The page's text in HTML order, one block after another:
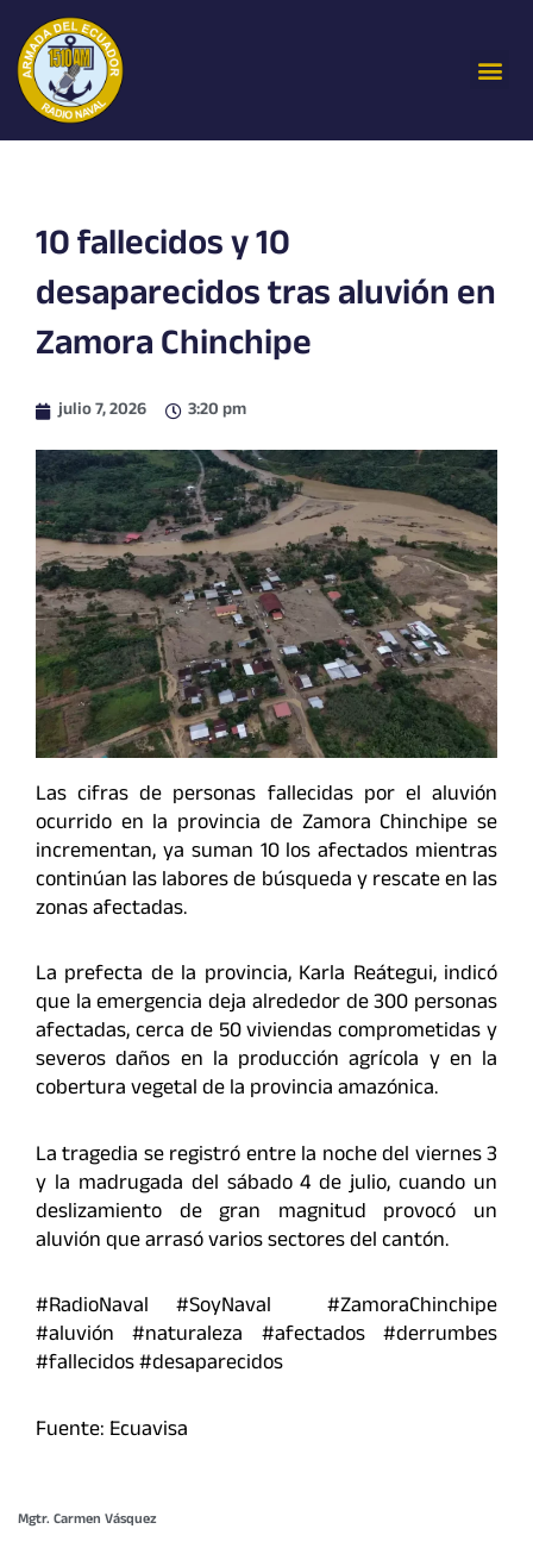
contenido
10 fallecidos y 10
desaparecidos tras aluvión en
Zamora Chinchipe
julio 7, 2026 3:20 pm
Las cifras de personas fallecidas por el aluvión
ocurrido en la provincia de Zamora Chinchipe se
incrementan, ya suman 10 los afectados mientras
continúan las labores de búsqueda y rescate en las
zonas afectadas.
La prefecta de la provincia, Karla Reátegui, indicó
que la emergencia deja alrededor de 300 personas
afectadas, cerca de 50 viviendas comprometidas y
severos daños en la producción agrícola y en la
cobertura vegetal de la provincia amazónica.
La tragedia se registró entre la noche del viernes 3
y la madrugada del sábado 4 de julio, cuando un
deslizamiento de gran magnitud provocó un
aluvión que arrasó varios sectores del cantón.
#RadioNaval #SoyNaval #ZamoraChinchipe
#aluvión #naturaleza #afectados #derrumbes
#fallecidos #desaparecidos
Fuente: Ecuavisa
Mgtr. Carmen Vásquez